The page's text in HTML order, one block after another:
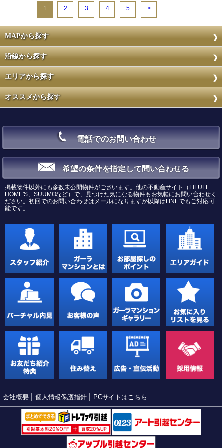
1 2 3 4 5 >
MAPから探す
沿線から探す
エリアから探す
オススメから探す
電話でのお問い合わせ
希望の条件を指定して問い合わせる
掲載物件以外にも多数未公開物件がございます。他の不動産サイト（LIFULL
HOME'S、SUUMOなど）で、見つけた気になる物件もお気軽にお問い合わせく
ださい。初回でのお問い合わせはメールになりますが以降はLINEでもご対応可
能です。
会社概要 個人情報保護指針 PCサイトはこちら